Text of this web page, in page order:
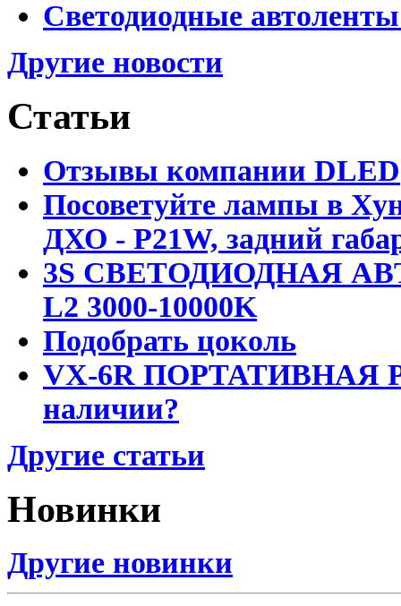
Светодиодные
Другие новости
Статьи
Отзывы компании DLED
Посоветуйте лампы в
ДХО - P21W, задний
3S СВЕТОДИОДНАЯ
L2 3000-10000K
Подобрать цоколь
VX-6R ПОРТАТИВНАЯ
наличии?
Другие статьи
Новинки
Другие новинки